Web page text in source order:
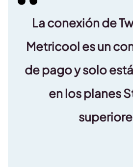
La conexión de
Metricool es un
de pago y solo
en los planes